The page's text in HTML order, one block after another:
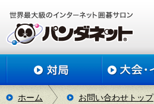
ホーム お問い合わせトップ